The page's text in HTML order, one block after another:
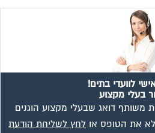
לוועדי בתים!
בעלי מקצוע
משותף דואג שבעלי מקצוע הוגנים
את הטופס אולחץ לשליחת הודעת